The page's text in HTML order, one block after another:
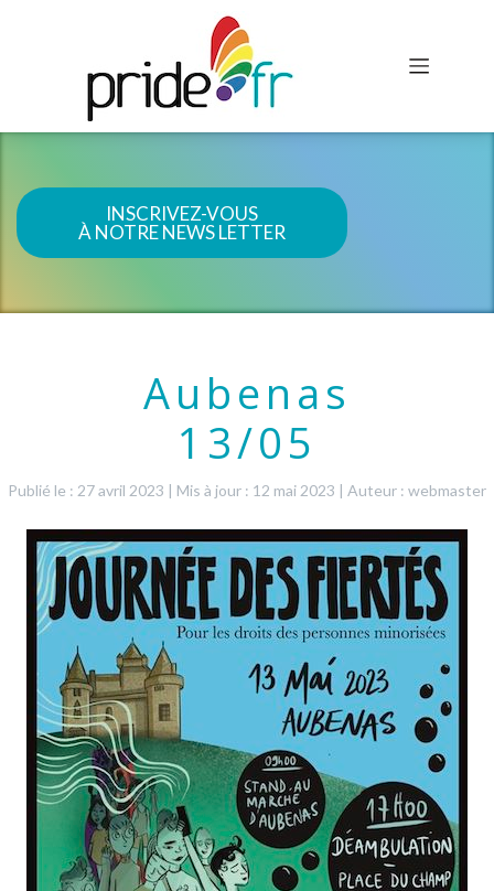
INSCRIVEZ-VOUS
À NOTRE NEWS LETTER
Aubenas
13/05
Publié le : 27 avril 2023 | Mis à jour : 12 mai 2023 | Auteur : webmaster